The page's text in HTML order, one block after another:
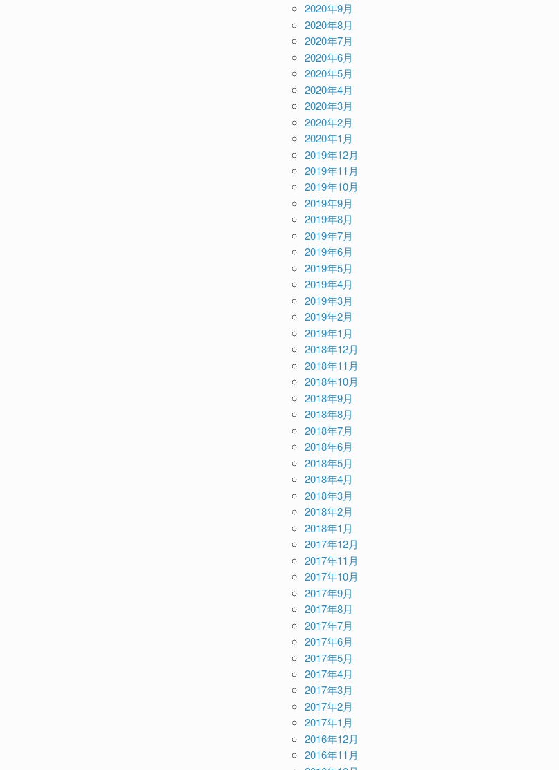
2020年9月
2020年8月
2020年7月
2020年6月
2020年5月
2020年4月
2020年3月
2020年2月
2020年1月
2019年12月
2019年11月
2019年10月
2019年9月
2019年8月
2019年7月
2019年6月
2019年5月
2019年4月
2019年3月
2019年2月
2019年1月
2018年12月
2018年11月
2018年10月
2018年9月
2018年8月
2018年7月
2018年6月
2018年5月
2018年4月
2018年3月
2018年2月
2018年1月
2017年12月
2017年11月
2017年10月
2017年9月
2017年8月
2017年7月
2017年6月
2017年5月
2017年4月
2017年3月
2017年2月
2017年1月
2016年12月
2016年11月